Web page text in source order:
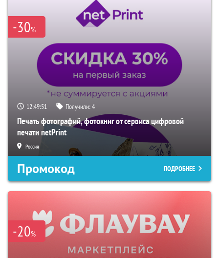
-30%
12:49:50 Получили:4
Печать фотографий, фотокниг от сервиса цифровой
печати netPrint
Россия
Промокод ПОДРОБНЕЕ
-20%